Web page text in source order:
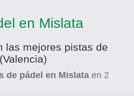
en Mislata
las mejores pistas de
de pádel en Mislata en 2